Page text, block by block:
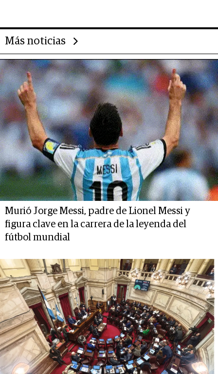
Más noticias
Murió Jorge Messi, padre de Lionel Messi y
figura clave en la carrera de la leyenda del
fútbol mundial